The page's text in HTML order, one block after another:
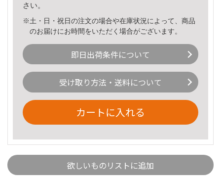
さい。
※土・日・祝日の注文の場合や在庫状況によって、商品
のお届けにお時間をいただく場合がございます。
即日出荷条件について
受け取り方法・送料について
カートに入れる
欲しいものリストに追加